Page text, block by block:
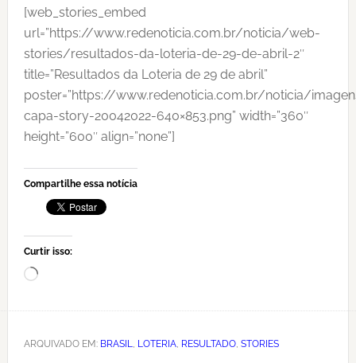
[web_stories_embed
url=”https://www.redenoticia.com.br/noticia/web-
stories/resultados-da-loteria-de-29-de-abril-2″
title=”Resultados da Loteria de 29 de abril”
poster=”https://www.redenoticia.com.br/noticia/
capa-story-20042022-640×853.png” width=”360″
height=”600″ align=”none”]
Compartilhe essa notícia
Curtir isso:
Carregando...
ARQUIVADO EM: BRASIL, LOTERIA, RESULTADO, STORIES